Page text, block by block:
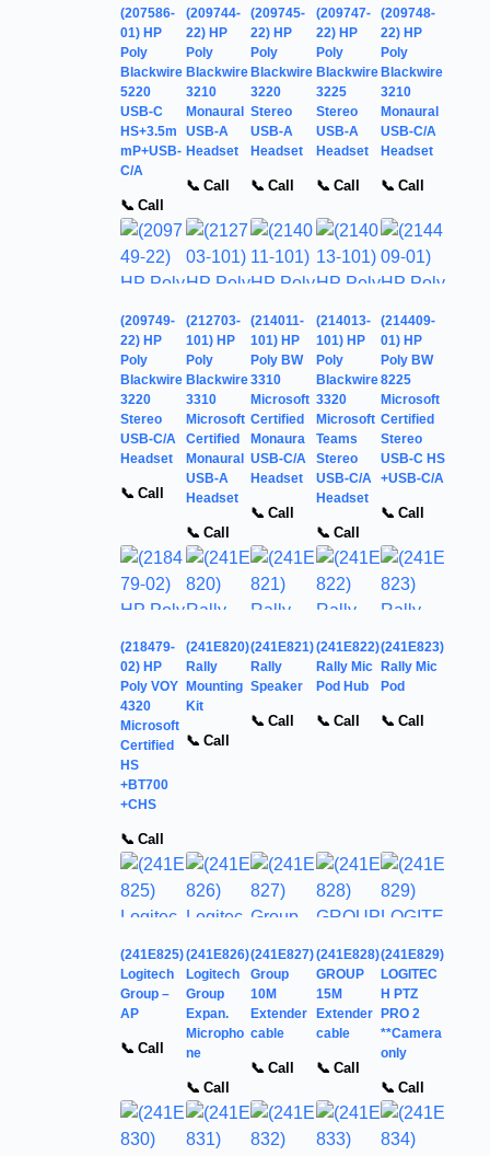
(207586-
01) HP
Poly
Blackwire
5220
USB-C
HS+3.5m
mP+USB-
C/A
📞 Call
(209744-
22) HP
Poly
Blackwire
3210
Monaural
USB-A
Headset
📞 Call
(209745-
22) HP
Poly
Blackwire
3220
Stereo
USB-A
Headset
📞 Call
(209747-
22) HP
Poly
Blackwire
3225
Stereo
USB-A
Headset
📞 Call
(209748-
22) HP
Poly
Blackwire
3210
Monaural
USB-C/A
Headset
📞 Call
(209749-
22) HP
Poly
Blackwire
3220
Stereo
USB-C/A
Headset
📞 Call
(212703-
101) HP
Poly
Blackwire
3310
Microsoft
Certified
Monaural
USB-A
Headset
📞 Call
(214011-
101) HP
Poly BW
3310
Microsoft
Certified
Monaura
USB-C/A
Headset
📞 Call
(214013-
101) HP
Poly
Blackwire
3320
Microsoft
Teams
Stereo
USB-C/A
Headset
📞 Call
(214409-
01) HP
Poly BW
8225
Microsoft
Certified
Stereo
USB-C HS
+USB-C/A
📞 Call
(218479-
02) HP
Poly VOY
4320
Microsoft
Certified
HS
+BT700
+CHS
📞 Call
(241E820)
Rally
Mounting
Kit
📞 Call
(241E821)
Rally
Speaker
📞 Call
(241E822)
Rally Mic
Pod Hub
📞 Call
(241E823)
Rally Mic
Pod
📞 Call
(241E825)
Logitech
Group –
AP
📞 Call
(241E826)
Logitech
Group
Expan.
Micropho
ne
📞 Call
(241E827)
Group
10M
Extender
cable
📞 Call
(241E828)
GROUP
15M
Extender
cable
📞 Call
(241E829)
LOGITEC
H PTZ
PRO 2
**Camera
only
📞 Call